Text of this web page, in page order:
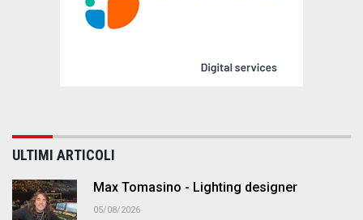
ULTIMI ARTICOLI
Max Tomasino - Lighting designer
05/08/2026